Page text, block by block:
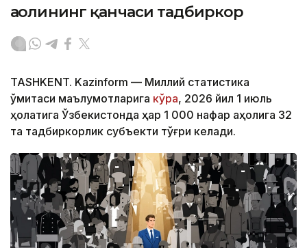
аҳолининг қанчаси тадбиркор
TASHKENT. Kazinform — Миллий статистика
қўмитаси маълумотларига кўра, 2026 йил 1 июль
ҳолатига Ўзбекистонда ҳар 1 000 нафар аҳолига 32
та тадбиркорлик субъекти тўғри келади.